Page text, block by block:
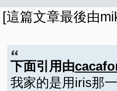
[這篇文章最後由
下面引用由
我家的是用iris那